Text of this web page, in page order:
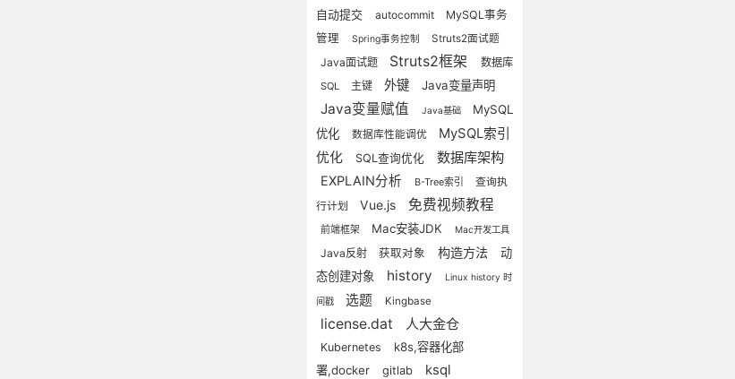
自动提交
autocommit
MySQL事务
管理
Spring事务控制 Struts2面试题
Java面试题 Struts2框架 数据库
SQL 主键 外键 Java变量声明
Java变量赋值 Java基础
MySQL
优化
数据库性能调优
MySQL索引
优化
SQL查询优化 数据库架构
EXPLAIN分析 B-Tree索引
查询执
行计划
Vue.js 免费视频教程
前端框架 Mac安装JDK Mac开发工具
Java反射 获取对象 构造方法
动
态创建对象
history Linux history 时
间戳 选题 Kingbase
license.dat 人大金仓
Kubernetes
k8s,容器化部
署,docker
gitlab ksql